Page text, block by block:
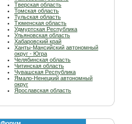
Тверская область
Томская область
Тульская область
Тюменская область
Удмуртская Республика
Ульяновская область
Хабаровский край
Ханты-Мансийский автономный
округ - Югра
Челябинская область
Читинская область
Чувашская Республика
Ямало-Ненецкий автономный
округ
Ярославская область